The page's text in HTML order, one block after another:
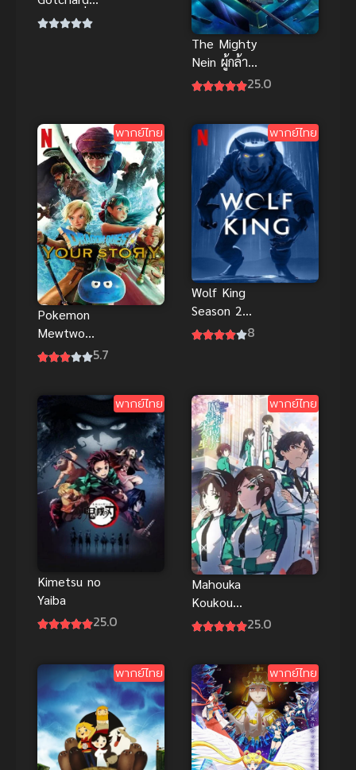
เดอะมูฟวี่ ฟิว
The Mighty
Nein ผู้กล้า
จำเป็น พากย์25.0
พากย์ไทย
Pokemon
Mewtwo
Strikes Back
ความแค้นขอ
งมิวทู
EVOLUTION
พากย์ไทย
5.7
พากย์ไทย
Wolf King
Season 2
(2025) ราชา
8
พากย์ไทย
Kimetsu no
Yaiba
25.0
พากย์ไทย
Mahouka
Koukou
Season 202425.0
พากย์ไทย พากย์ไทย